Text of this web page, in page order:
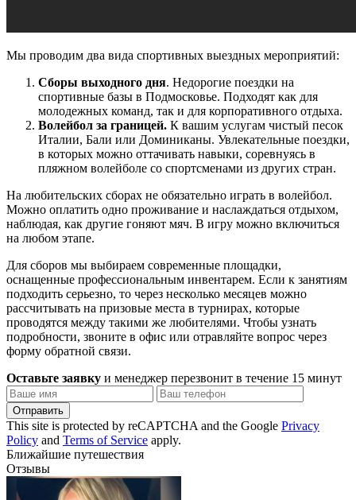
Мы проводим два вида спортивных выездных мероприятий:
Сборы выходного дня. Недорогие поездки на
спортивные базы в Подмосковье. Подходят как для
молодежных команд, так и для корпоративного отдыха.
Волейбол за границей. К вашим услугам чистый песок
Италии, Бали или Доминиканы. Увлекательные поездки,
в которых можно оттачивать навыки, соревнуясь в
пляжном волейболе со спортсменами из других стран.
На любительских сборах не обязательно играть в волейбол.
Можно оплатить одно проживание и наслаждаться отдыхом,
наблюдая, как другие гоняют мяч. В игру можно включиться
на любом этапе.
Для сборов мы выбираем современные площадки,
оснащенные профессиональным инвентарем. Если к занятиям
подходить серьезно, то через несколько месяцев можно
рассчитывать на призовые места в турнирах, которые
проводятся между такими же любителями. Чтобы узнать
подробности, звоните в офис или отравляйте вопрос через
форму обратной связи.
Оставьте заявку и менеджер перезвонит в течение 15 минут
Отправить
This site is protected by reCAPTCHA and the Google Privacy
Policy and Terms of Service apply.
Ближайшие путешествия
Отзывы